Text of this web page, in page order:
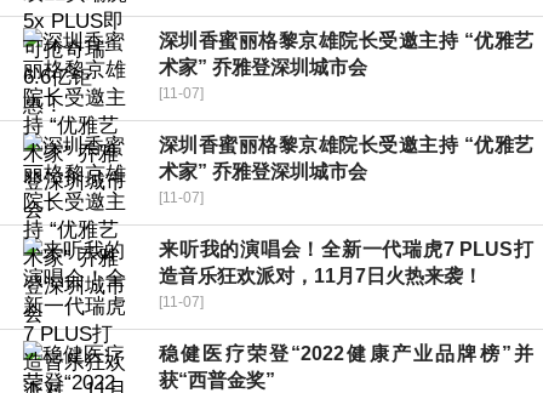
深圳香蜜丽格黎京雄院长受邀主持 “优雅艺
术家” 乔雅登深圳城市会
[11-07]
深圳香蜜丽格黎京雄院长受邀主持 “优雅艺
术家” 乔雅登深圳城市会
[11-07]
来听我的演唱会！全新一代瑞虎7 PLUS打
造音乐狂欢派对，11月7日火热来袭！
[11-07]
稳健医疗荣登“2022健康产业品牌榜”并
获“西普金奖”